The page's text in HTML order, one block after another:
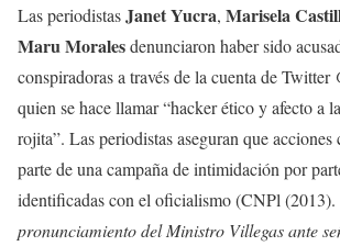
Las periodistasJanet Yucra, Marisela
Maru Moralesdenunciaron haber sido
conspiradoras a través de la cuenta de Twitter
quien se hace llamar “hacker ético y afecto a
rojita”. Las periodistas aseguran que acciones
parte de una campaña de intimidación por
identificadas con el oficialismo (CNPl (2013).
pronunciamiento del Ministro Villegas ante